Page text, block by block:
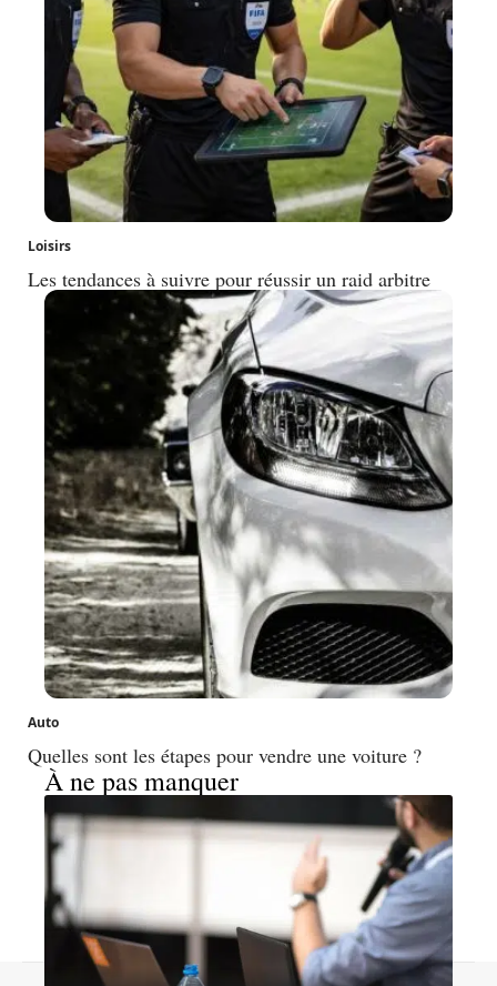
Loisirs
Les tendances à suivre pour réussir un raid arbitre
Auto
Quelles sont les étapes pour vendre une voiture ?
À ne pas manquer